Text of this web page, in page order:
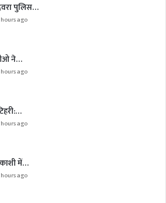
पुलिस…
ago
ने…
ago
ago
में…
ago